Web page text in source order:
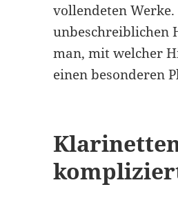
vollendeten
unbeschreiblichen
man, mit welcher
einen besonderen